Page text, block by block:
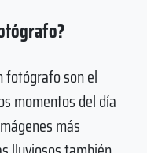
fotógrafo son el
momentos del día
más